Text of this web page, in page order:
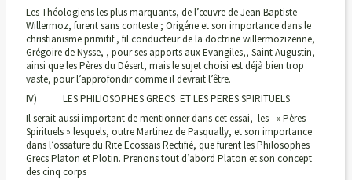
Les Théologiens les plus marquants, de l’œuvre de Jean Baptiste
Willermoz, furent sans conteste ; Origéne et son importance dans le
christianisme primitif , fil conducteur de la doctrine willermozizenne,
Grégoire de Nysse, , pour ses apports aux Evangiles,, Saint Augustin,
ainsi que les Pères du Désert, mais le sujet choisi est déjà bien trop
vaste, pour l’approfondir comme il devrait l’être.
IV) LES PHILIOSOPHES GRECS ET LES PERES SPIRITUELS
Il serait aussi important de mentionner dans cet essai, les –« Pères
Spirituels » lesquels, outre Martinez de Pasqually, et son importance
dans l’ossature du Rite Ecossais Rectifié, que furent les Philosophes
Grecs Platon et Plotin. Prenons tout d’abord Platon et son concept
des cinq corps